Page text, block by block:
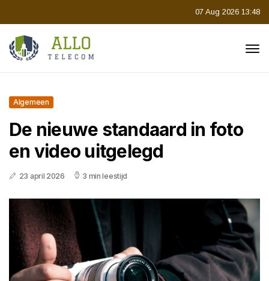
07 Aug 2026 13:48
Algemeen
De nieuwe standaard in foto
en video uitgelegd
23 april 2026 3 min leestijd